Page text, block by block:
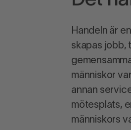
Handeln är
skapas jobb,
människor
annan
mötesplats,
människors